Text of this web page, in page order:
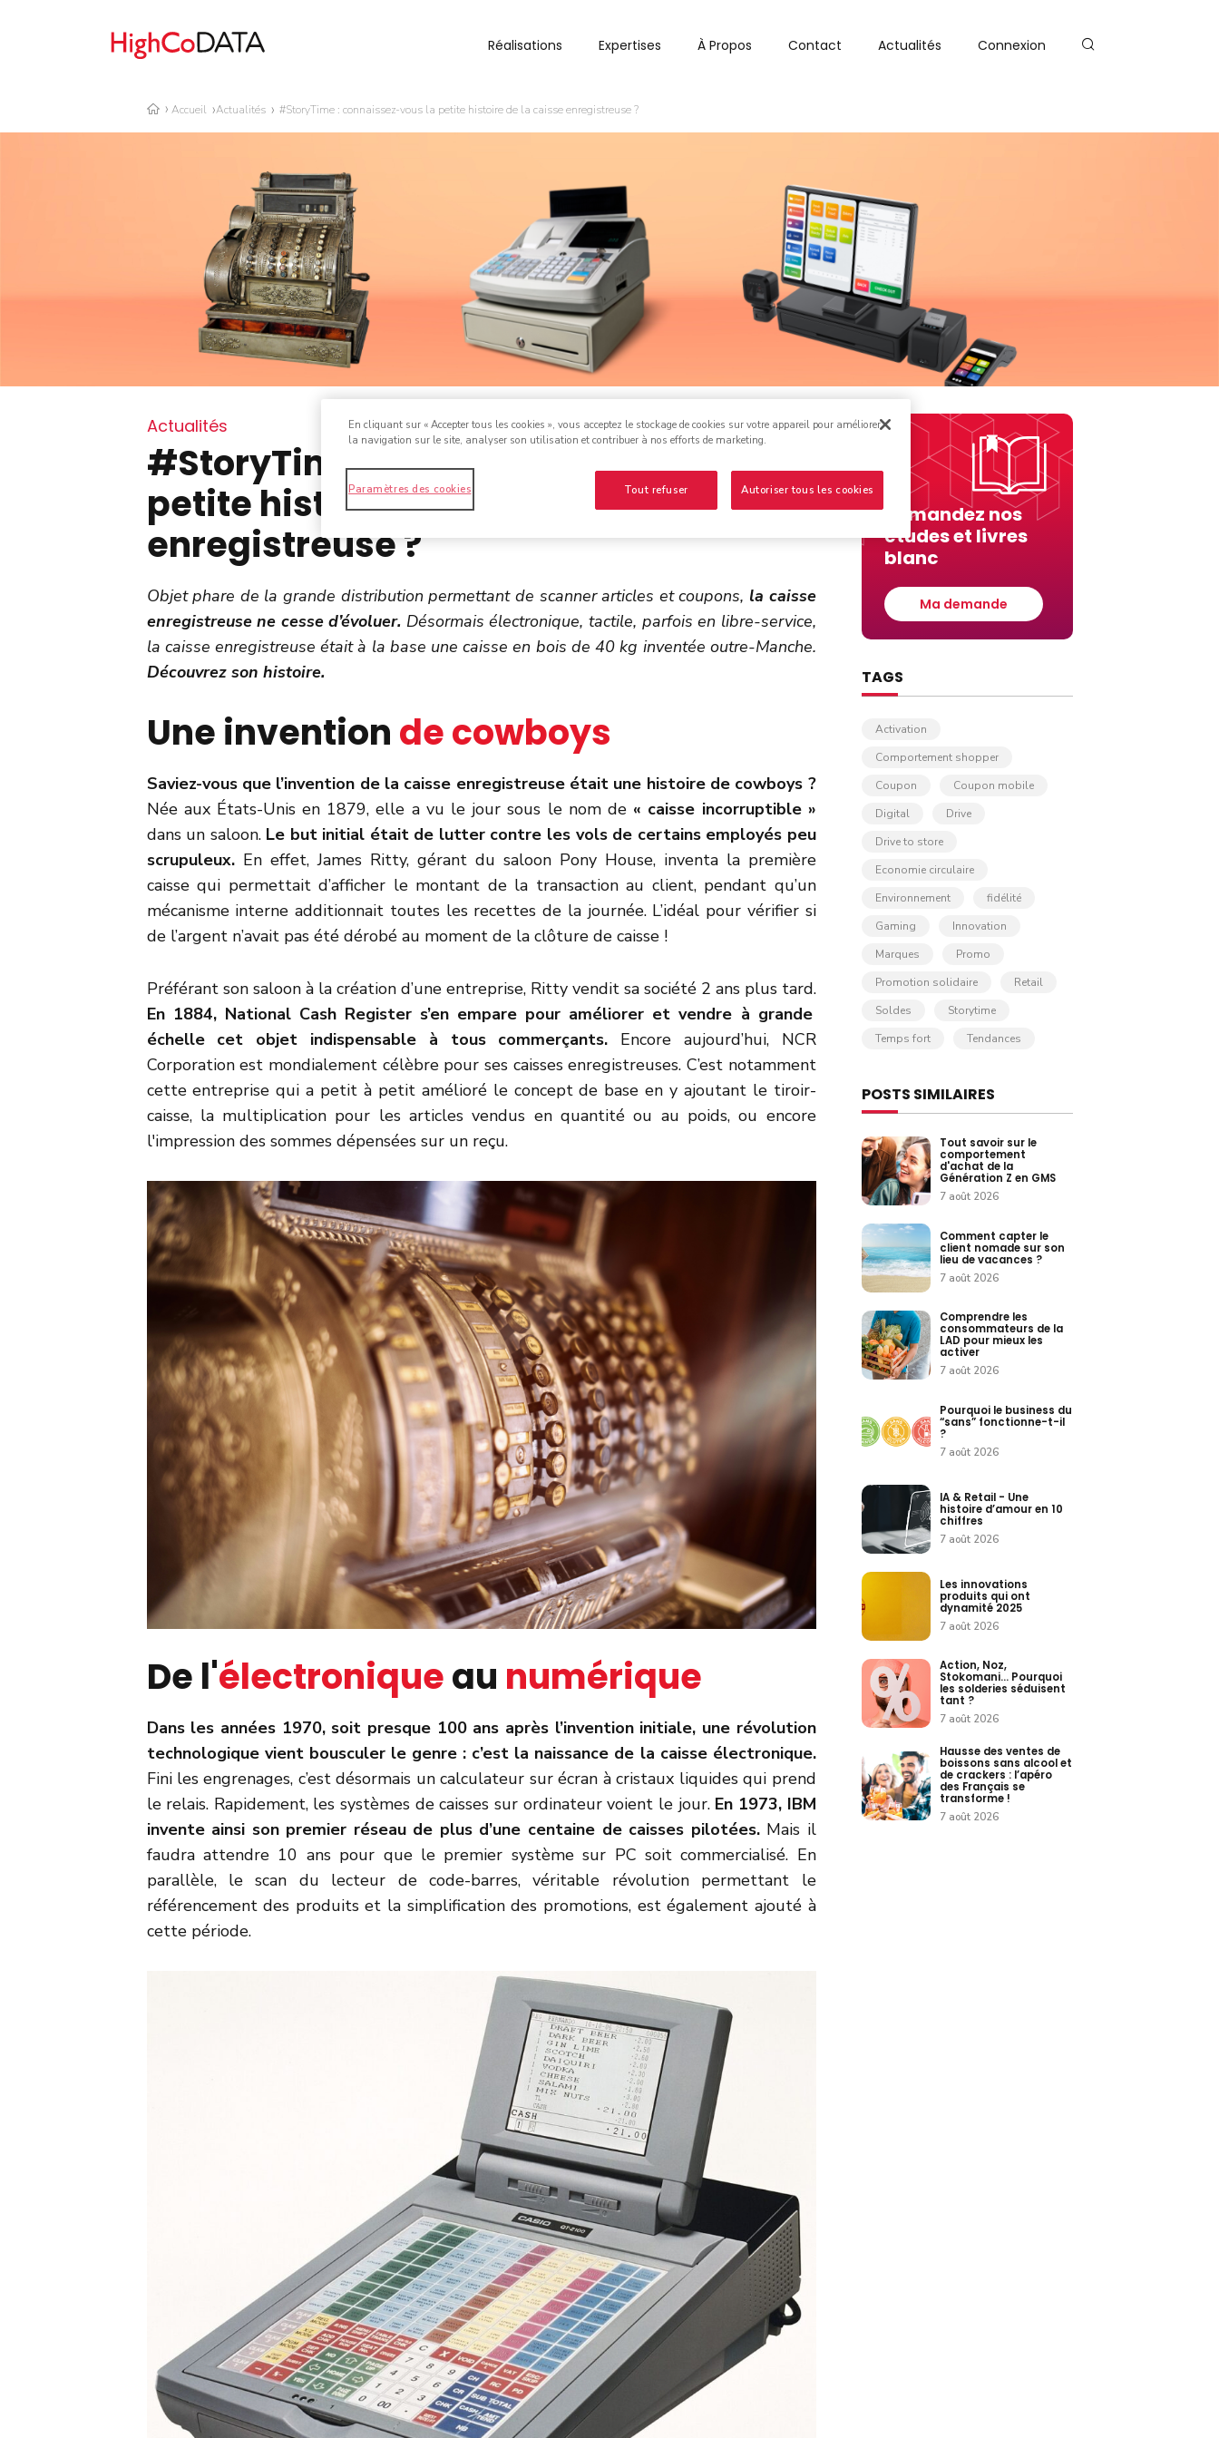
Réalisations Expertises À Propos Contact Actualités Connexion
Accueil Actualités #StoryTime : connaissez-vous la petite histoire de la caisse enregistreuse ?
Actualités
#StoryTime : connaissez-vous la
petite histoire de la caisse
enregistreuse ?
Objet phare de la grande distribution permettant de scanner articles et coupons, la caisse
enregistreuse ne cesse d’évoluer. Désormais électronique, tactile, parfois en libre-service,
la caisse enregistreuse était à la base une caisse en bois de 40 kg inventée outre-Manche.
Découvrez son histoire.
Une invention de cowboys
Saviez-vous que l’invention de la caisse enregistreuse était une histoire de cowboys ?
Née aux États-Unis en 1879, elle a vu le jour sous le nom de « caisse incorruptible »
dans un saloon.Le but initial était de lutter contre les vols de certains employés peu
scrupuleux.En effet, James Ritty, gérant du saloon Pony House, inventa la première
caisse qui permettait d’afficher le montant de la transaction au client, pendant qu’un
mécanisme interne additionnait toutes les recettes de la journée. L’idéal pour vérifier si
de l’argent n’avait pas été dérobé au moment de la clôture de caisse !
Préférant son saloon à la création d’une entreprise, Ritty vendit sa société 2 ans plus tard.
En 1884, National Cash Register s’en empare pour améliorer et vendre à grande
échelle cet objet indispensable à tous commerçants. Encore aujourd’hui, NCR
Corporation est mondialement célèbre pour ses caisses enregistreuses. C’est notamment
cette entreprise qui a petit à petit amélioré le concept de base en y ajoutant le tiroir-
caisse, la multiplication pour les articles vendus en quantité ou au poids, ou encore
l'impression des sommes dépensées sur un reçu.
De l'électroniqueau numérique
Dans les années 1970, soit presque 100 ans après l’invention initiale, une révolution
technologique vient bousculer le genre : c’est la naissance de la caisse électronique.
Fini les engrenages, c’est désormais un calculateur sur écran à cristaux liquides qui prend
le relais. Rapidement, les systèmes de caisses sur ordinateur voient le jour. En 1973, IBM
invente ainsi son premier réseau de plus d’une centaine de caisses pilotées.Mais il
faudra attendre 10 ans pour que le premier système sur PC soit commercialisé. En
parallèle, le scan du lecteur de code-barres, véritable révolution permettant le
référencement des produits et la simplification des promotions, est également ajouté à
cette période.
Demandez nos
études et livres
blanc
Ma demande
TAGS
Activation
Comportement shopper
Coupon
Coupon mobile
Digital
Drive
Drive to store
Economie circulaire
Environnement
fidélité
Gaming
Innovation
Marques
Promo
Promotion solidaire
Retail
Soldes
Storytime
Temps fort
Tendances
POSTS SIMILAIRES
Tout savoir sur le
comportement
d'achat de la
Génération Z en GMS
7 août 2026
Comment capter le
client nomade sur son
lieu de vacances ?
7 août 2026
Comprendre les
consommateurs de la
LAD pour mieux les
activer
7 août 2026
Pourquoi le business du
“sans” fonctionne-t-il
?
7 août 2026
IA & Retail - Une
histoire d’amour en 10
chiffres
7 août 2026
Les innovations
produits qui ont
dynamité 2025
7 août 2026
Action, Noz,
Stokomani… Pourquoi
les solderies séduisent
tant ?
7 août 2026
Hausse des ventes de
boissons sans alcool et
de crackers : l’apéro
des Français se
transforme !
7 août 2026
En cliquant sur « Accepter tous les cookies », vous acceptez le stockage de cookies sur votre appareil pour améliorer
la navigation sur le site, analyser son utilisation et contribuer à nos efforts de marketing.
Tout refuser Autoriser tous les cookies
Paramètres des cookies